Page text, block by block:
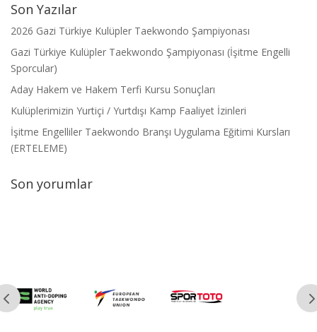
Son Yazılar
2026 Gazi Türkiye Kulüpler Taekwondo Şampiyonası
Gazi Türkiye Kulüpler Taekwondo Şampiyonası (İşitme Engelli
Sporcular)
Aday Hakem ve Hakem Terfi Kursu Sonuçları
Kulüplerimizin Yurtiçi / Yurtdışı Kamp Faaliyet İzinleri
İşitme Engelliler Taekwondo Branşı Uygulama Eğitimi Kursları
(ERTELEME)
Son yorumlar